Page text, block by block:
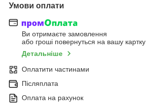
Умови оплати
Ви отримаєте замовлення
або гроші повернуться на вашу картку
Детальніше
Оплатити частинами
Післяплата
Оплата на рахунок